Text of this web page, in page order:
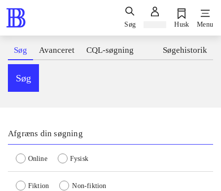
Søg Husk Menu
Søg Avanceret CQL-søgning Søgehistorik
Søg
Afgræns din søgning
Online Fysisk
Fiktion Non-fiktion